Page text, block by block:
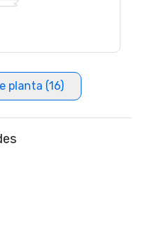
planta (16)